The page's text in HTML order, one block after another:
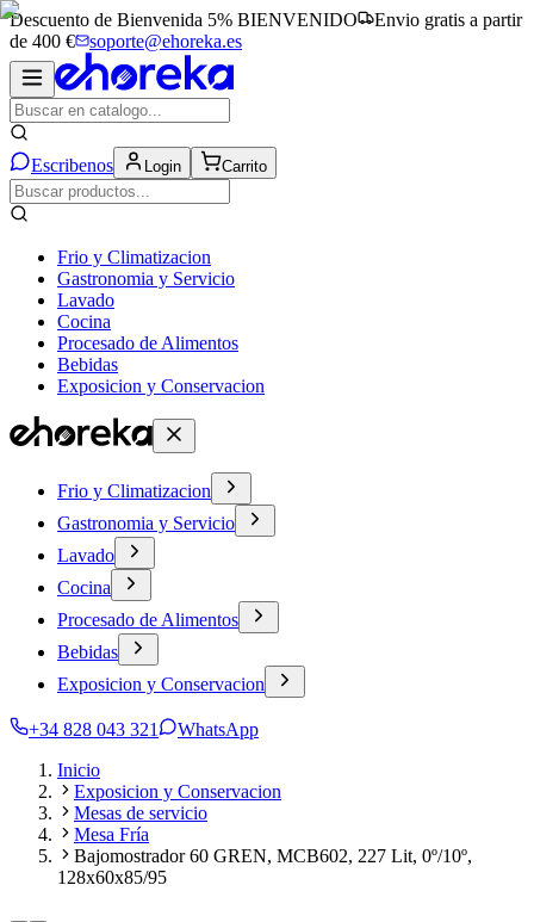
Descuento de Bienvenida 5% BIENVENIDO
Envio gratis a partir
de 400 €
soporte@ehoreka.es
Escribenos Login Carrito
Frio y Climatizacion
Gastronomia y Servicio
Lavado
Cocina
Procesado de Alimentos
Bebidas
Exposicion y Conservacion
Frio y Climatizacion
Gastronomia y Servicio
Lavado
Cocina
Procesado de Alimentos
Bebidas
Exposicion y Conservacion
+34 828 043 321
WhatsApp
Inicio
Exposicion y Conservacion
Mesas de servicio
Mesa Fría
Bajomostrador 60 GREN, MCB602, 227 Lit, 0º/10º,
128x60x85/95